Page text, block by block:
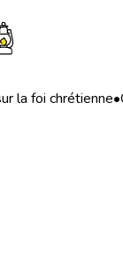
la foi chrétienne•